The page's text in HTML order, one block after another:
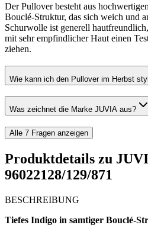
Der Pullover besteht aus
Bouclé-Struktur, das sich weich und
Schurwolle ist generell
mit sehr empfindlicher Haut einen
ziehen.
Wie kann ich den Pullover im Herbst
Was zeichnet die Marke JUVIA aus?
Alle 7 Fragen anzeigen
Produktdetails zu
96022128/129/871
BESCHREIBUNG
Tiefes Indigo in samtiger Bouclé-